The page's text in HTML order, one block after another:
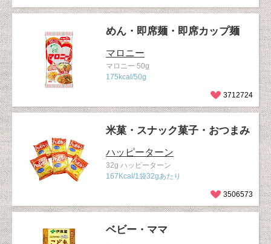
めん・即席麺・即席カップ麺
マロニー
マロニー 50g
175kcal/50g
3712724
米菓・スナック菓子・おつまみ
ハッピーターン
32g ハッピーターン
167Kcal/1袋32gあたり
3506573
ベビー・ママ